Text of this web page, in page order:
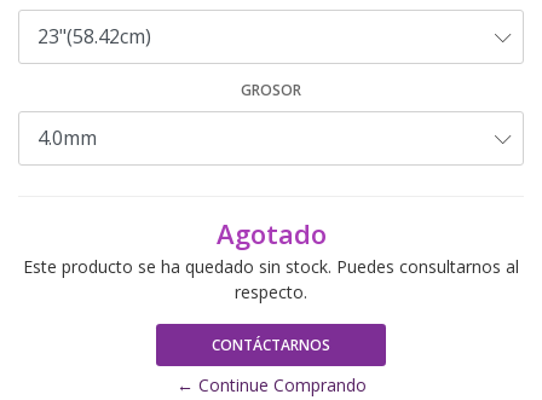
GROSOR
Agotado
Este producto se ha quedado sin stock. Puedes consultarnos al
respecto.
CONTÁCTARNOS
← Continue Comprando